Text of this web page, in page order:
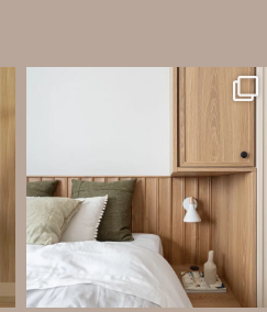
tradicional? ¡Los Revestimientos de
pared Santa Luzia pueden ser la
Líneas como Waves, Gizé y...
Jul 14
1 0